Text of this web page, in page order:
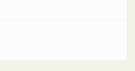
cuestiones técnicas acerca de la